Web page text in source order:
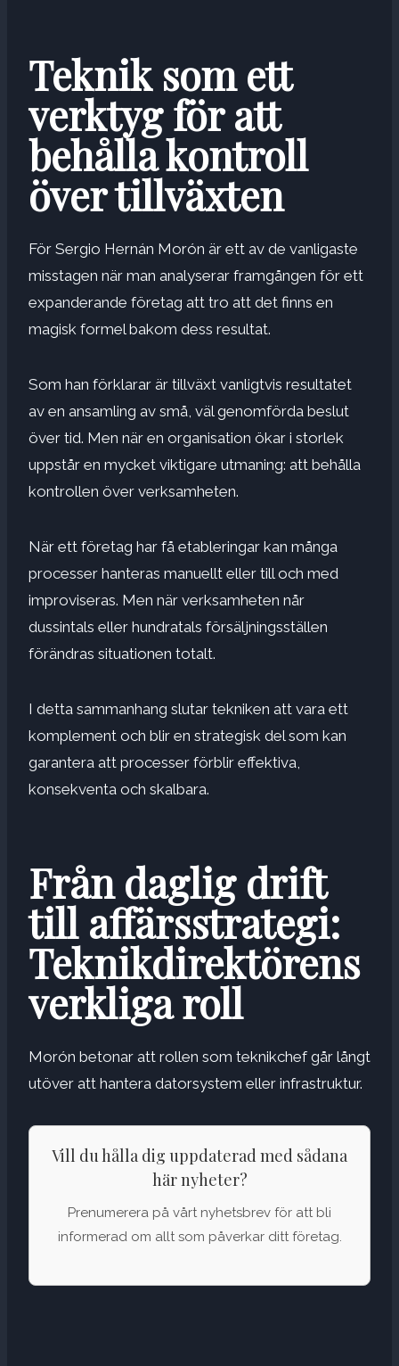
Teknik som ett
verktyg för att
behålla kontroll
över tillväxten
För Sergio Hernán Morón är ett av de vanligaste
misstagen när man analyserar framgången för ett
expanderande företag att tro att det finns en
magisk formel bakom dess resultat.
Som han förklarar är tillväxt vanligtvis resultatet
av en ansamling av små, väl genomförda beslut
över tid. Men när en organisation ökar i storlek
uppstår en mycket viktigare utmaning: att behålla
kontrollen över verksamheten.
När ett företag har få etableringar kan många
processer hanteras manuellt eller till och med
improviseras. Men när verksamheten når
dussintals eller hundratals försäljningsställen
förändras situationen totalt.
I detta sammanhang slutar tekniken att vara ett
komplement och blir en strategisk del som kan
garantera att processer förblir effektiva,
konsekventa och skalbara.
Från daglig drift
till affärsstrategi:
Teknikdirektörens
verkliga roll
Morón betonar att rollen som teknikchef går långt
utöver att hantera datorsystem eller infrastruktur.
Vill du hålla dig uppdaterad med sådana
här nyheter?
Prenumerera på vårt nyhetsbrev för att bli
informerad om allt som påverkar ditt företag.